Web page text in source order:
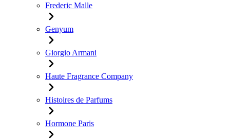
Frederic Malle
Genyum
Giorgio Armani
Haute Fragrance Company
Histoires de Parfums
Hormone Paris